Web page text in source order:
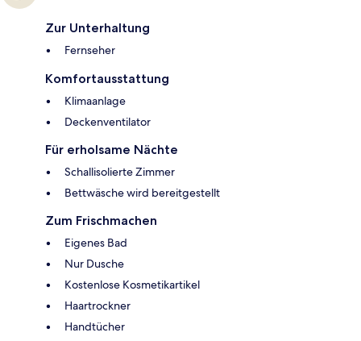
Zur Unterhaltung
Fernseher
Komfortausstattung
Klimaanlage
Deckenventilator
Für erholsame Nächte
Schallisolierte Zimmer
Bettwäsche wird bereitgestellt
Zum Frischmachen
Eigenes Bad
Nur Dusche
Kostenlose Kosmetikartikel
Haartrockner
Handtücher